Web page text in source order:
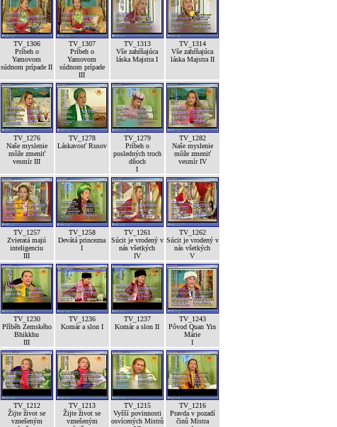
TV_1306
Príbeh o
Yamovom
súdnom prípade II
TV_1307
Príbeh o
Yamovom
súdnom prípade
III
TV_1313
Vše zahŕňajúca
láska Majstra I
TV_1314
Vše zahŕňajúca
láska Majstra II
TV_1276
Naše myslenie
môže zmeniť
vesmír III
TV_1278
Láskavosť Rusov
TV_1279
Príbeh o
posledných troch
dňoch
I
TV_1282
Naše myslenie
môže zmeniť
vesmír IV
TV_1257
Zvieratá majú
inteligenciu
III
TV_1258
Devátá princezna
I
TV_1261
Súcit je vrodený v
nás všetkých
IV
TV_1262
Súcit je vrodený v
nás všetkých
V
TV_1230
Příběh Zemského
Bhikkhu
III
TV_1236
Komár a slon I
TV_1237
Komár a slon II
TV_1243
Pôvod Quan Yin
Márie
I
TV_1212
Žijte život se
vznešeným
TV_1213
Žijte život se
vznešeným
TV_1215
Vyšší povinnosti
osvícených Mistrů
TV_1216
Pravda v pozadí
činů Mistra